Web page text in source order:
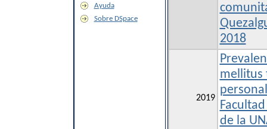
Ayuda
Sobre DSpace
2018
2019
mellitus
de la